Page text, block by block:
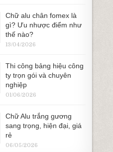
Chữ alu chân fomex là
gì? Ưu nhược điểm như
thế nào?
13/04/2026
Thi công bảng hiệu công
ty trọn gói và chuyên
nghiệp
01/06/2026
Chữ Alu trắng gương
sang trọng, hiện đại, giá
rẻ
06/05/2026